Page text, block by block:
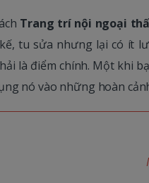
Trang trí nội ngoại
tu sửa nhưng lại có ít
là điểm chính. Một khi
nó vào những hoàn